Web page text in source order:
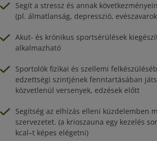
Segít a stressz és annak
(pl. álmatlanság, depresszió,
Akut- és krónikus sportsérülések
alkalmazható
Sportolók fizikai és szellemi
edzettségi szintjének fenntartásában
közvetlenül versenyek, edzések előtt
Segítség az elhízás elleni küzdelemben
szervezetet. (a krioszauna egy kezelés
kcal–t képes elégetni)